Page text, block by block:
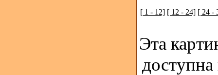
[ 1 - 12] [ 12 - 24] [ 24 -
Эта